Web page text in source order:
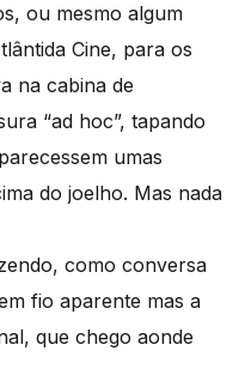
ou mesmo algum
Cine, para os
na cabina de
“ad hoc”, tapando
umas
do joelho. Mas nada
como conversa
fio aparente mas a
que chego aonde